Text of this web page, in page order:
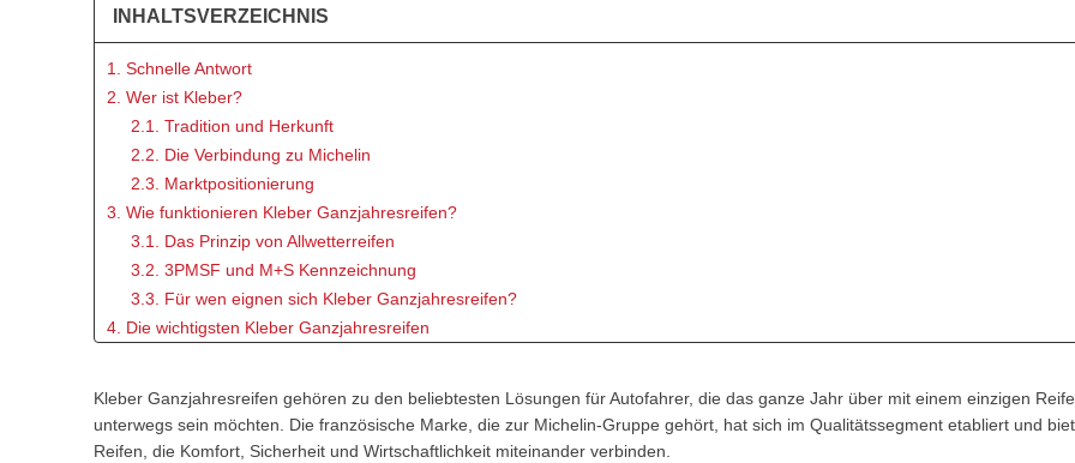
INHALTSVERZEICHNIS
1. Schnelle Antwort
2. Wer ist Kleber?
2.1. Tradition und Herkunft
2.2. Die Verbindung zu Michelin
2.3. Marktpositionierung
3. Wie funktionieren Kleber Ganzjahresreifen?
3.1. Das Prinzip von Allwetterreifen
3.2. 3PMSF und M+S Kennzeichnung
3.3. Für wen eignen sich Kleber Ganzjahresreifen?
4. Die wichtigsten Kleber Ganzjahresreifen
5. Vor- und Nachteile von Kleber Ganzjahresreifen
6. Leistung bei unterschiedlichen Wetterbedingungen
Kleber Ganzjahresreifen gehören zu den beliebtesten Lösungen für Autofahrer, die das ganze Jahr über mit einem einzigen
unterwegs sein möchten. Die französische Marke, die zur Michelin-Gruppe gehört, hat sich im Qualitätssegment etabliert und
Reifen, die Komfort, Sicherheit und Wirtschaftlichkeit miteinander verbinden.